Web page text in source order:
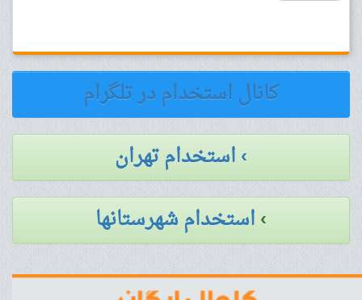
کانال استخدام در تلگرام
› استخدام تهران
›استخدام شهرستانها